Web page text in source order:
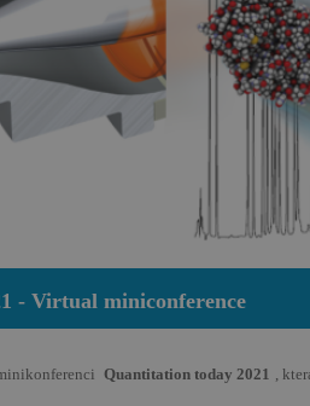
- Virtual miniconference
Quantitation today 2021 ,